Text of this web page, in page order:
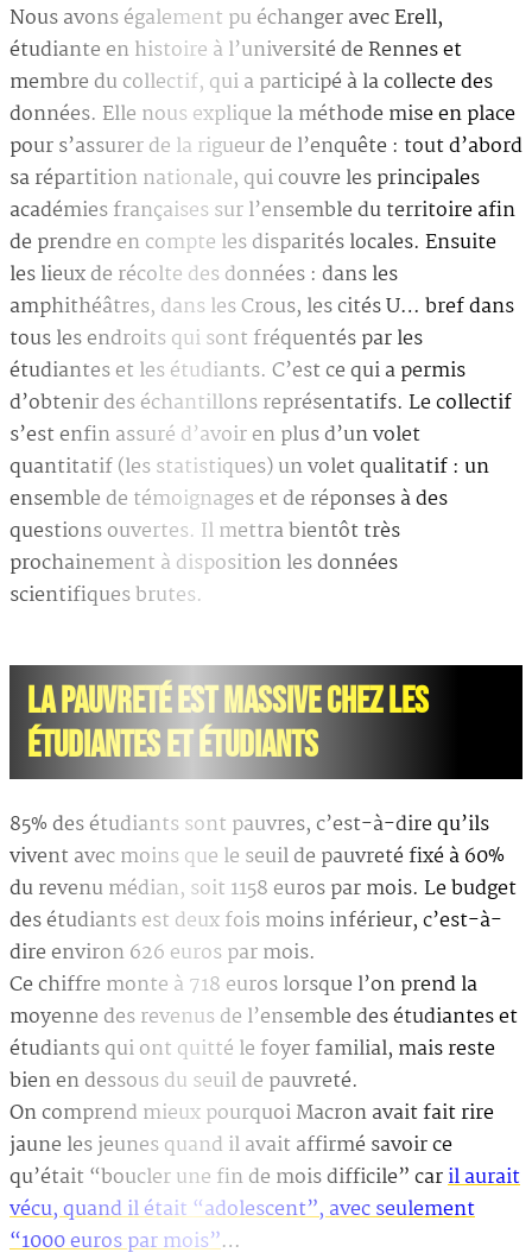
Nous avons également pu échanger avec Erell,
étudiante en histoire à l’université de Rennes et
membre du collectif, qui a participé à la collecte des
données. Elle nous explique la méthode mise en place
pour s’assurer de la rigueur de l’enquête : tout d’abord
sa répartition nationale, qui couvre les principales
académies françaises sur l’ensemble du territoire afin
de prendre en compte les disparités locales. Ensuite
les lieux de récolte des données : dans les
amphithéâtres, dans les Crous, les cités U… bref dans
tous les endroits qui sont fréquentés par les
étudiantes et les étudiants. C’est ce qui a permis
d’obtenir des échantillons représentatifs. Le collectif
s’est enfin assuré d’avoir en plus d’un volet
quantitatif (les statistiques) un volet qualitatif : un
ensemble de témoignages et de réponses à des
questions ouvertes. Il mettra bientôt très
prochainement à disposition les données
scientifiques brutes.
LA PAUVRETÉ EST MASSIVE CHEZ LES
ÉTUDIANTES ET ÉTUDIANTS
85% des étudiants sont pauvres, c’est-à-dire qu’ils
vivent avec moins que le seuil de pauvreté fixé à 60%
du revenu médian, soit 1158 euros par mois. Le budget
des étudiants est deux fois moins inférieur, c’est-à-
dire environ 626 euros par mois.
Ce chiffre monte à 718 euros lorsque l’on prend la
moyenne des revenus de l’ensemble des étudiantes et
étudiants qui ont quitté le foyer familial, mais reste
bien en dessous du seuil de pauvreté.
On comprend mieux pourquoi Macron avait fait rire
jaune les jeunes quand il avait affirmé savoir ce
qu’était “boucler une fin de mois difficile” caril aurait
vécu, quand il était “adolescent”, avec seulement
“1000 euros par mois”…